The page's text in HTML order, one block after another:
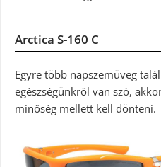
Arctica S-160 C
Egyre több napszemüveg
egészségünkről van szó,
minőség mellett kell dönteni.